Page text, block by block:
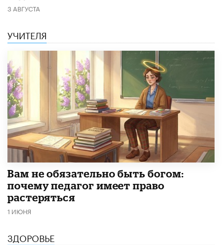
3 АВГУСТА
УЧИТЕЛЯ
​Вам не обязательно быть богом:
почему педагог имеет право
растеряться
1 ИЮНЯ
ЗДОРОВЬЕ